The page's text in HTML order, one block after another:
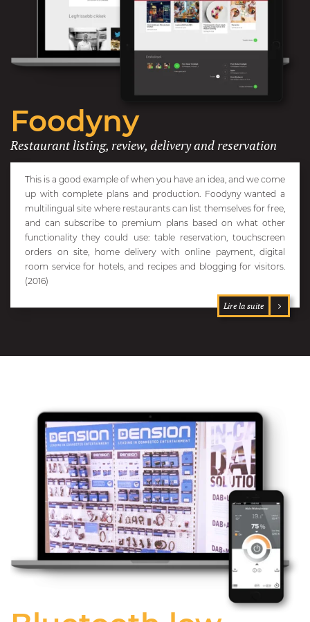
Foodyny
Restaurant listing, review, delivery and reservation
This is a good example of when you have an idea, and we come
up with complete plans and production. Foodyny wanted a
multilingual site where restaurants can list themselves for free,
and can subscribe to premium plans based on what other
functionality they could use: table reservation, touchscreen
orders on site, home delivery with online payment, digital
room service for hotels, and recipes and blogging for visitors.
(2016)
Lire la suite